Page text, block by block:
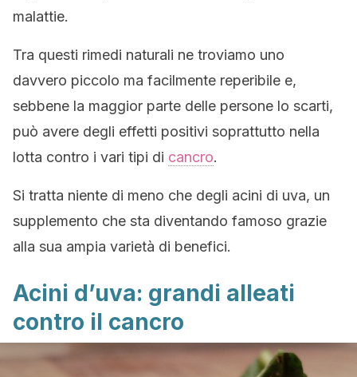
malattie.
Tra questi rimedi naturali ne troviamo uno
davvero piccolo ma facilmente reperibile e,
sebbene la maggior parte delle persone lo scarti,
può avere degli effetti positivi soprattutto nella
lotta contro i vari tipi di cancro.
Si tratta niente di meno che degli acini di uva, un
supplemento che sta diventando famoso grazie
alla sua ampia varietà di benefici.
Acini d’uva: grandi alleati
contro il cancro